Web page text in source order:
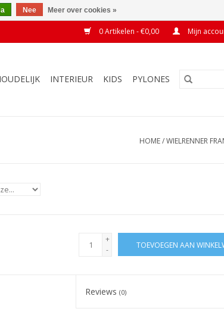
0 Artikelen - €0,00 Mijn
INTERIEUR KIDS PYLONES
HOME/WIELRENNER
+
-
TOEVOEGEN AAN
Reviews(0)
Nee Meer over cookies »